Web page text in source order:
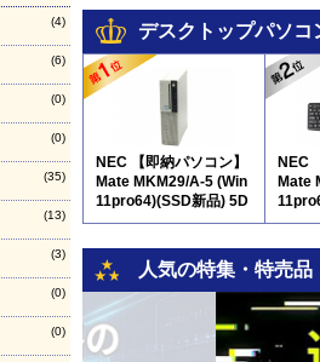
(4)
(6)
(0)
(0)
(35)
(13)
(3)
(0)
(0)
デスクトップパソ
NEC 【即納パソコン】
Mate MKM29/A-5 (Win
11pro64)(SSD新品) 5D
9
NEC
Mate
8
人気の特集・特売品